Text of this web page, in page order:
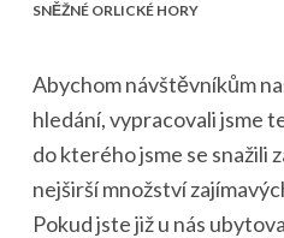
o
e
n
SNĚŽNÉ ORLICKÉ HORY
Abychom návštěvníkům
hledání, vypracovali jsme
do kterého jsme se snažili
nejširší množství
Pokud jste již u nás